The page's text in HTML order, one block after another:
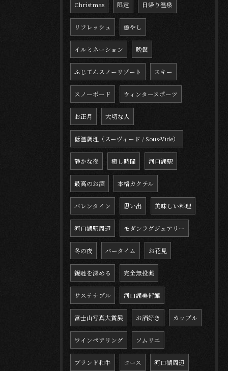
Christmas 限定 日帰り温泉
リフレッシュ 癒やし
イルミネーション 晩餐
ふじてんスノーリゾート スキー
スノーボード ウィンタースポーツ
お正月 大切な人
低温調理（スーヴィード / Sous-Vide）
静かな夜 癒し時間 河口湖駅
最高のお酒 本格カクテル
バレンタイン 思い出 美味しい料理
河口湖駅周辺 モダンラグジュアリー
冬の夜 バータイム お花見
親睦を深める 完全無投薬
サステナブル 河口湖美術館
富士山写真大賞展 お酒好き カップル
ワインペアリング ソムリエ
ブランド和牛 コース 河口湖周辺